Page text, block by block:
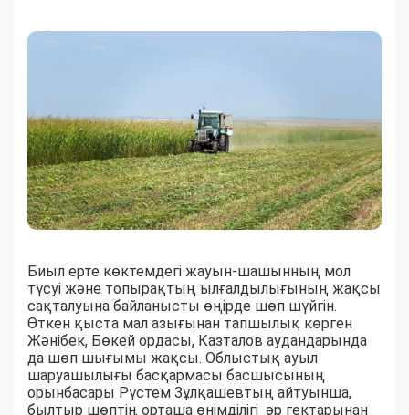
Биыл ерте көктемдегі жауын-шашынның мол
түсуі және топырақтың ылғалдылығының жақсы
сақталуына байланысты өңірде шөп шүйгін.
Өткен қыста мал азығынан тапшылық көрген
Жәнібек, Бөкей ордасы, Казталов аудандарында
да шөп шығымы жақсы. Облыстық ауыл
шаруашылығы басқармасы басшысының
орынбасары Рүстем Зұлқашевтың айтуынша,
былтыр шөптің орташа өнімділігі әр гектарынан